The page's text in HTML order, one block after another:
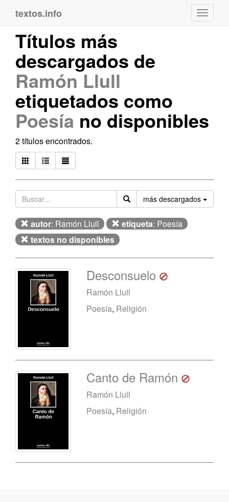
textos.info
Títulos más
descargados de
Ramón Llull
etiquetados como
Poesía no disponibles
2 títulos encontrados.
más descargados
autor: Ramón Llull etiqueta: Poesía
textos no disponibles
Desconsuelo
Ramón Llull
Poesía, Religión
Canto de Ramón
Ramón Llull
Poesía, Religión